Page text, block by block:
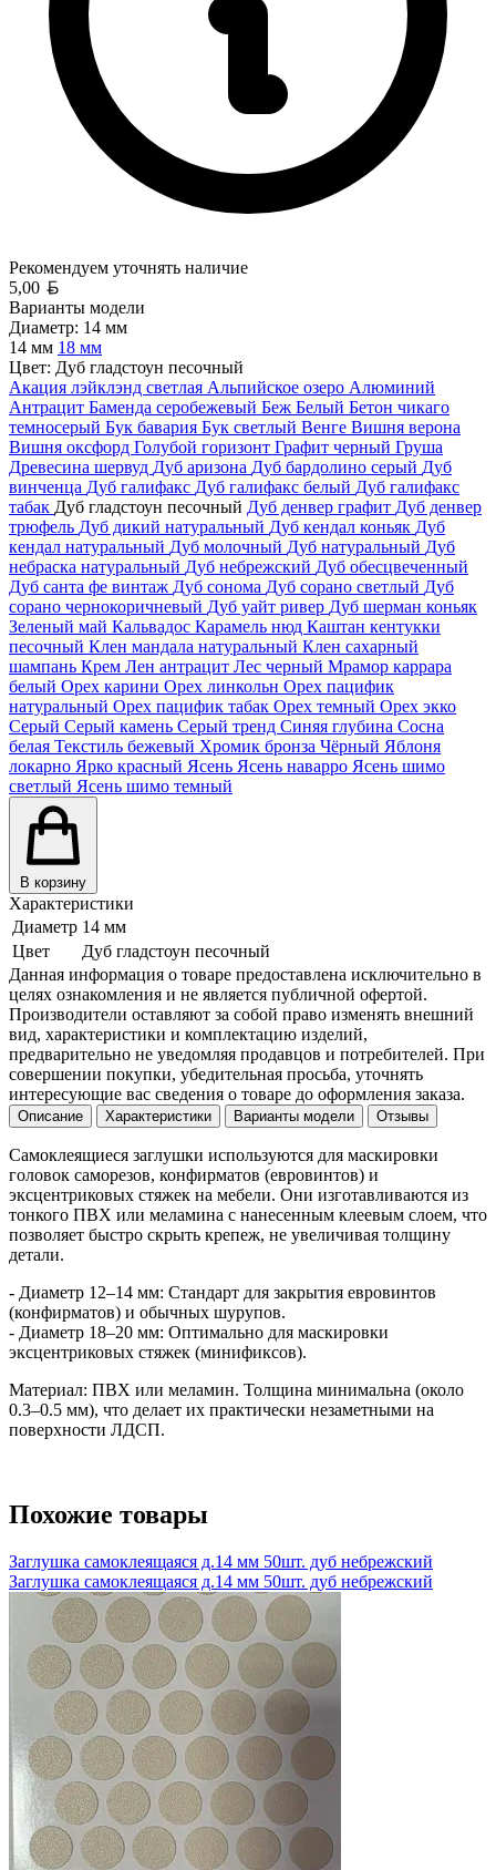
Рекомендуем уточнять наличие
5,00
Варианты модели
Диаметр: 14 мм
14 мм 18 мм
Цвет: Дуб гладстоун песочный
Акация лэйклэнд светлая Альпийское озеро Алюминий
Антрацит Баменда серобежевый Беж Белый Бетон чикаго
темносерый Бук бавария Бук светлый Венге Вишня верона
Вишня оксфорд Голубой горизонт Графит черный Груша
Древесина шервуд Дуб аризона Дуб бардолино серый Дуб
винченца Дуб галифакс Дуб галифакс белый Дуб галифакс
табак Дуб гладстоун песочный Дуб денвер графит Дуб денвер
трюфель Дуб дикий натуральный Дуб кендал коньяк Дуб
кендал натуральный Дуб молочный Дуб натуральный Дуб
небраска натуральный Дуб небрежский Дуб обесцвеченный
Дуб санта фе винтаж Дуб сонома Дуб сорано светлый Дуб
сорано чернокоричневый Дуб уайт ривер Дуб шерман коньяк
Зеленый май Кальвадос Карамель нюд Каштан кентукки
песочный Клен мандала натуральный Клен сахарный
шампань Крем Лен антрацит Лес черный Мрамор каррара
белый Орех карини Орех линкольн Орех пацифик
натуральный Орех пацифик табак Орех темный Орех экко
Серый Серый камень Серый тренд Синяя глубина Сосна
белая Текстиль бежевый Хромик бронза Чёрный Яблоня
локарно Ярко красный Ясень Ясень наварро Ясень шимо
светлый Ясень шимо темный
В корзину
Характеристики
Диаметр 14 мм
Цвет
Дуб гладстоун песочный
Данная информация о товаре предоставлена исключительно в
целях ознакомления и не является публичной офертой.
Производители оставляют за собой право изменять внешний
вид, характеристики и комплектацию изделий,
предварительно не уведомляя продавцов и потребителей. При
совершении покупки, убедительная просьба, уточнять
интересующие вас сведения о товаре до оформления заказа.
Описание Характеристики Варианты модели Отзывы
Самоклеящиеся заглушки используются для маскировки
головок саморезов, конфирматов (евровинтов) и
эксцентриковых стяжек на мебели. Они изготавливаются из
тонкого ПВХ или меламина с нанесенным клеевым слоем, что
позволяет быстро скрыть крепеж, не увеличивая толщину
детали.
- Диаметр 12–14 мм: Стандарт для закрытия евровинтов
(конфирматов) и обычных шурупов.
- Диаметр 18–20 мм: Оптимально для маскировки
эксцентриковых стяжек (минификсов).
Материал: ПВХ или меламин. Толщина минимальна (около
0.3–0.5 мм), что делает их практически незаметными на
поверхности ЛДСП.
Похожие товары
Заглушка самоклеящаяся д.14 мм 50шт. дуб небрежский
Заглушка самоклеящаяся д.14 мм 50шт. дуб небрежский